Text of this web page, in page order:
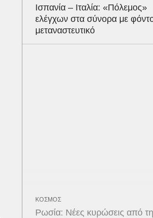
Ισπανία – Ιταλία: «Πόλεμος»
ελέγχων στα σύνορα με
μεταναστευτικό
ΚΟΣΜΟΣ
Ρωσία: Νέες κυρώσεις από τη